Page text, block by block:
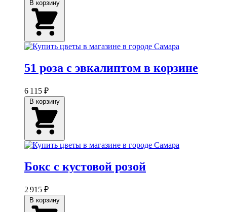
51 роза с эвкалиптом в корзине
6 115 ₽
Бокс с кустовой розой
2 915 ₽